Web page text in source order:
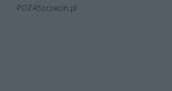
POZASzczecin.pl